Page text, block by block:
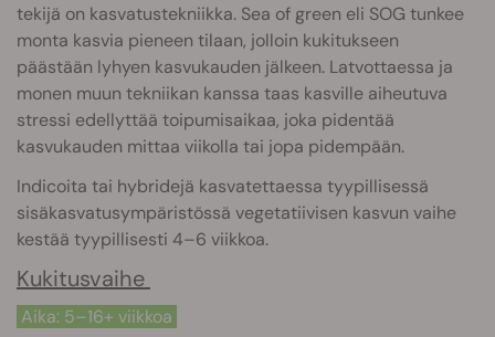
tekijä on kasvatustekniikka. Sea of green eli SOG tunkee
monta kasvia pieneen tilaan, jolloin kukitukseen
päästään lyhyen kasvukauden jälkeen. Latvottaessa ja
monen muun tekniikan kanssa taas kasville aiheutuva
stressi edellyttää toipumisaikaa, joka pidentää
kasvukauden mittaa viikolla tai jopa pidempään.
Indicoita tai hybridejä kasvatettaessa tyypillisessä
sisäkasvatusympäristössä vegetatiivisen kasvun vaihe
kestää tyypillisesti 4–6 viikkoa.
Kukitusvaihe
Aika: 5–16+ viikkoa